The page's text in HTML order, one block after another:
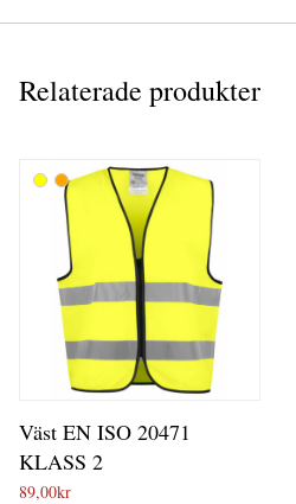
Relaterade produkter
Väst EN ISO 20471
KLASS 2
89,00kr